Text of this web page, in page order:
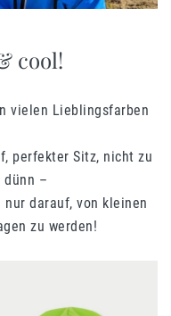
cool!
vielen Lieblingsfarben
perfekter Sitz, nicht zu
dünn –
darauf, von kleinen
zu werden!